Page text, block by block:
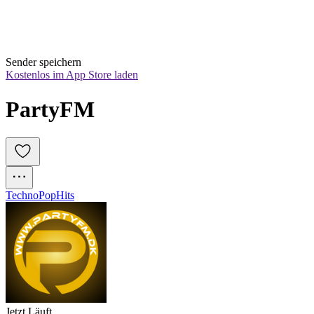
Sender speichern
Kostenlos im App Store laden
PartyFM
TechnoPopHits
Jetzt Läuft